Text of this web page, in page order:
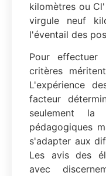
kilomètres ou
virgule neuf
l'éventail des
Pour effectuer
critères
L'expérience
facteur
seulement la
pédagogiques
s'adapter aux
Les avis des
avec